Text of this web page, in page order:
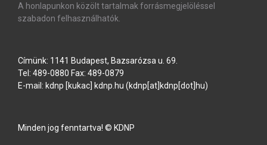
A honlapunkon közölt tartalmak forrásmegjelöléssel
szabadon felhasználhatók.
Címünk: 1141 Budapest, Bazsarózsa u. 69.
Tel: 489-0880 Fax: 489-0879
E-mail: kdnp [kukac] kdnp hu (kdnp[at]kdnp[dot]hu)
Minden jog fenntartva! © KDNP